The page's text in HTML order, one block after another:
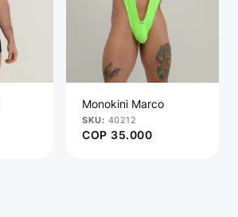
Monokini Marco
40212
COP 35.000